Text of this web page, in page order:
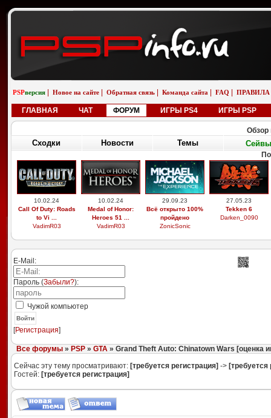
PSPверсия Новое на сайте Обратная связь Команда сайта FAQ ПРАВИЛА
ГЛАВНАЯ ЧАТ ФОРУМ ИГРЫ PS4 ИГРЫ PSP
Обзор
Сходки Новости Темы Сейвы
10.02.24
Call Of Duty: Roads
to Vi ...
VadimR03
10.02.24
Medal of Honor:
Heroes 51 ...
VadimR03
29.09.23
Всё открыто 100%
пройдено
ZonicSonic
27.05.23
Tekken 6
Darken_0090
E-Mail:
Пароль (Забыли?):
Чужой компьютер
Войти
[Регистрация]
Все форумы» PSP» GTA» Grand Theft Auto: Chinatown Wars [оценка
Сейчас эту тему просматривают: [требуется регистрация] -> [требуется
Гостей: [требуется регистрация]